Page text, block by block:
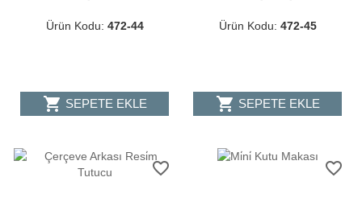
Ürün Kodu: 472-44
shopping_cart SEPETE EKLE
Ürün Kodu: 472-45
shopping_cart SEPETE EKLE
favorite_border favorite_border